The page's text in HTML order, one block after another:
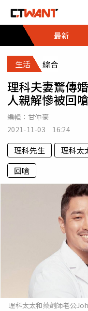
最新
生活 綜合
理科夫妻驚傳
人親解慘被回嗆
編輯： 甘仲豪
2021-11-03 16:24
理科先生 理科太
回嗆
理科太太和藥劑師老公